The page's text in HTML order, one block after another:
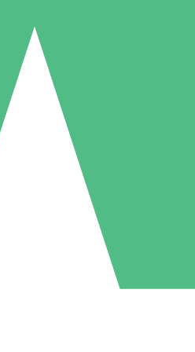
Geen maandelijkse verplichting
Downloaden